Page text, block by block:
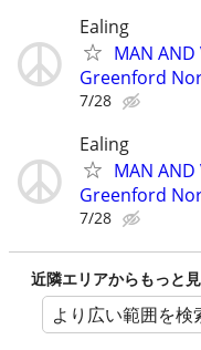
Ealing
MAN AND
Greenford
7/28
Ealing
MAN AND
Greenford
7/28
近隣エリアからもっと見
より広い範囲を検